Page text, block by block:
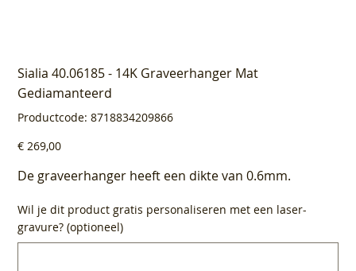
Sialia 40.06185 - 14K Graveerhanger Mat
Gediamanteerd
Productcode: Productcode
8718834209866
8718834209866
Prijs
€ 269,00
De graveerhanger heeft een dikte van 0.6mm.
Wil je dit product gratis personaliseren met een laser-
gravure? (optioneel)